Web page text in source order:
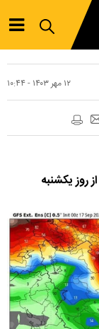
۱۲ مهر ۱۴۰۳ - ۱۰:۴۴
روز یکشنبه